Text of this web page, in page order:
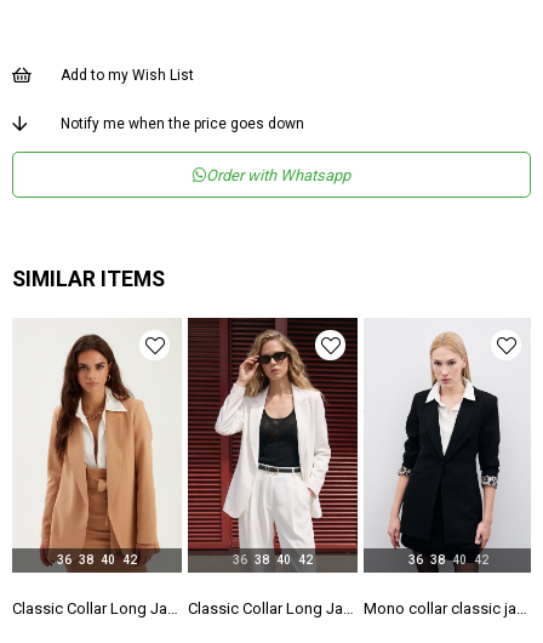
Kalıp Regular
Astar Durumu Astarlı
Add to my Wish List
Notify me when the price goes down
Order with Whatsapp
SIMILAR ITEMS
Classic Collar Long Jacket - Camel
36 38 40 42
Classic Collar Long Jacket - Ecru
36 38 40 42
Mono collar classic jacket - Black
36 38 40 42